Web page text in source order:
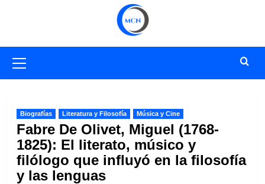
primario
Biografías Literatura y Filosofía Música y Cine
Fabre De Olivet, Miguel (1768-
1825): El literato, músico y
filólogo que influyó en la filosofía
y las lenguas